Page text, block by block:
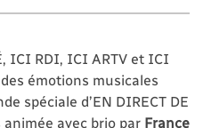
ICI RDI, ICI ARTV et ICI
émotions musicales
spéciale d’EN DIRECT DE
animée avec brio par France